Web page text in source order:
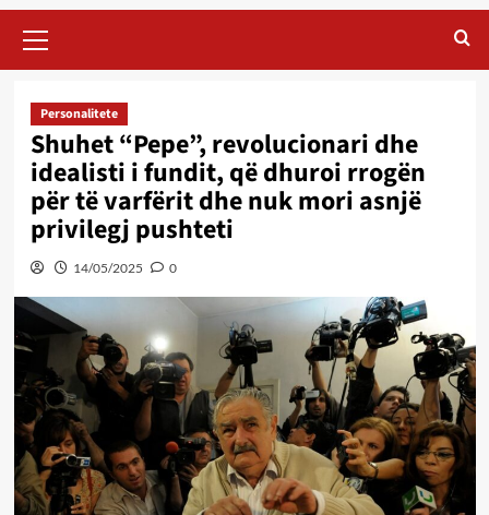
Menu
Personalitete
Shuhet “Pepe”, revolucionari dhe
idealisti i fundit, që dhuroi rrogën
për të varfërit dhe nuk mori asnjë
privilegj pushteti
14/05/2025 0